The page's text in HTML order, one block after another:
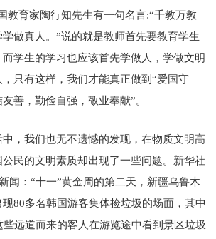
教育家陶行知先生有一句名言:“千教万教
做真人。”说的就是教师首先要教育学生
学生的学习也应该首先学做人，学做文明
只有这样，我们才能真正做到“爱国守
善，勤俭自强，敬业奉献”。
，我们也无不遗憾的发现，在物质文明高
民的文明素质却出现了一些问题。新华社
闻：“十一”黄金周的第二天，新疆乌鲁木
80多名韩国游客集体捡垃圾的场面，其中
远道而来的客人在游览途中看到景区垃圾